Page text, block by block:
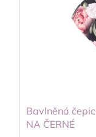
Bavlněná
NA ČERNÉ